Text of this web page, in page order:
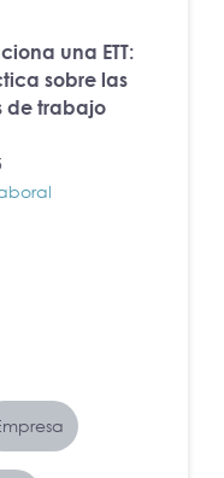
una ETT:
sobre las
de trabajo